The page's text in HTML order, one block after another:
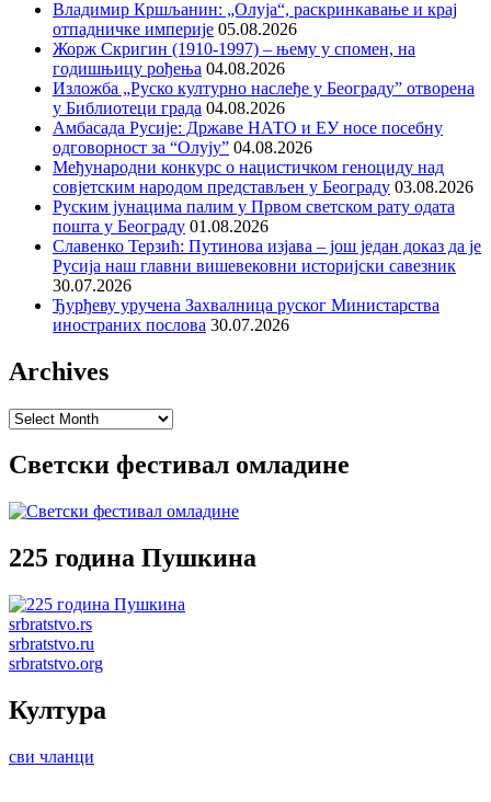
Владимир Кршљанин: „Олуја“, раскринкавање и крај
отпадничке империје 05.08.2026
Жорж Скригин (1910-1997) – њему у спомен, на
годишњицу рођења 04.08.2026
Изложба „Руско културно наслеђе у Београду” отворена
у Библиотеци града 04.08.2026
Амбасада Русије: Државе НАТО и ЕУ носе посебну
одговорност за “Олују” 04.08.2026
Међународни конкурс о нацистичком геноциду над
совјетским народом представљен у Београду 03.08.2026
Руским јунацима палим у Првом светском рату одата
пошта у Београду 01.08.2026
Славенко Терзић: Путинова изјава – још један доказ да је
Русија наш главни вишевековни историјски савезник
30.07.2026
Ђурђеву уручена Захвалница руског Министарства
иностраних послова 30.07.2026
Archives
Archives
Светски фестивал омладине
225 година Пушкина
srbratstvo.rs
srbratstvo.ru
srbratstvo.org
Култура
сви чланци